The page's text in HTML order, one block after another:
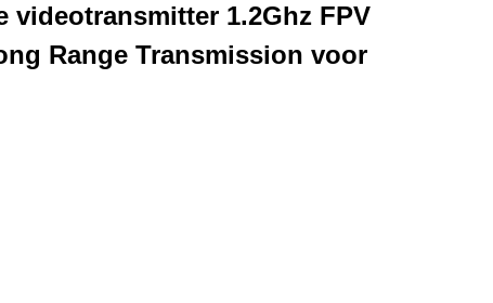
videotransmitter 1.2Ghz FPV
Range Transmission voor